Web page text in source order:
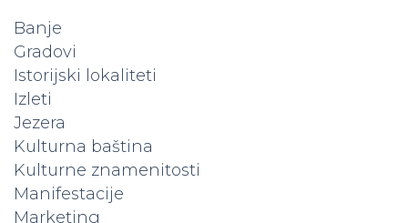
Banje
Gradovi
Istorijski lokaliteti
Izleti
Jezera
Kulturna baština
Kulturne znamenitosti
Manifestacije
Marketing